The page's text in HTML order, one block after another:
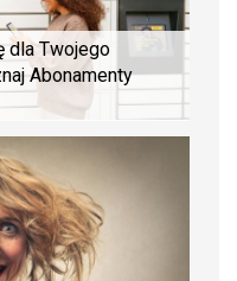
dla Twojego
Abonamenty